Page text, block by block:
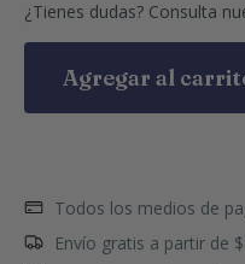
¿Tienes dudas? Consulta
Agregar al
Todos los medios de
Envío gratis a partir de